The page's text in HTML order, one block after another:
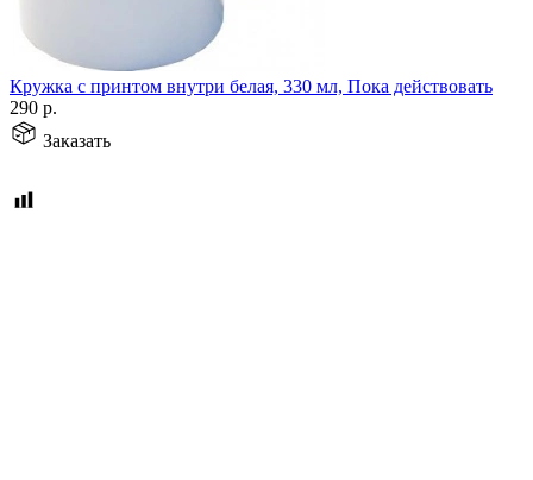
Кружка с принтом внутри белая, 330 мл, Пока действовать
290 р.
Заказать